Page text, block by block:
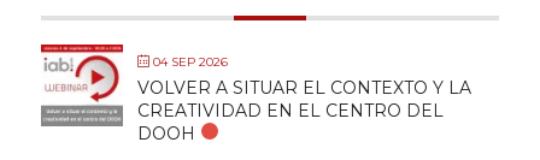
04 SEP 2026
VOLVER A SITUAR EL CONTEXTO Y LA
CREATIVIDAD EN EL CENTRO DEL
DOOH